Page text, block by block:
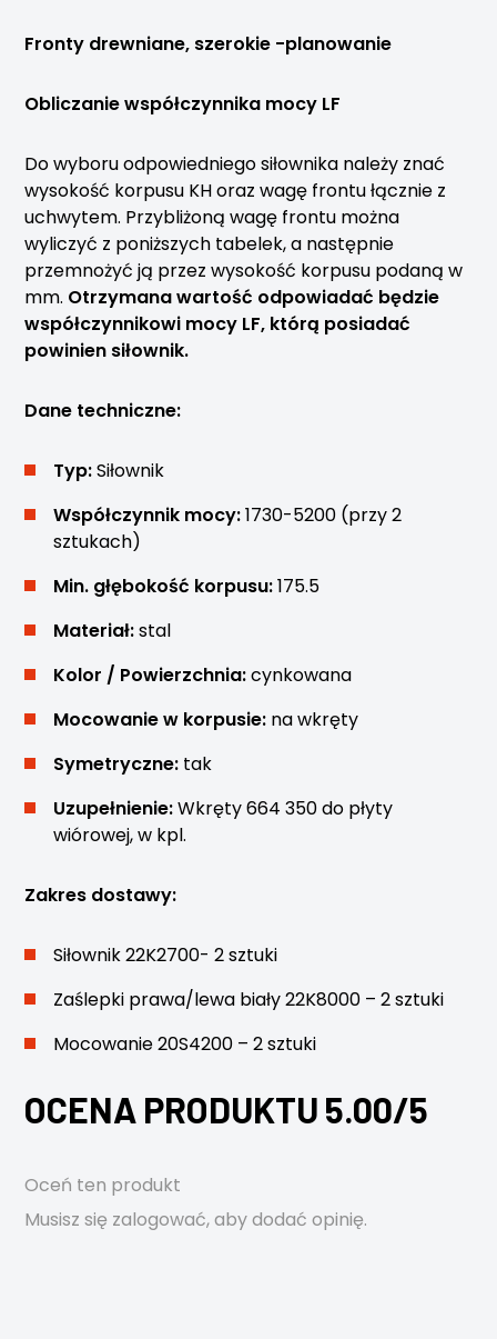
Fronty drewniane, szerokie -planowanie
Obliczanie współczynnika mocy LF
Do wyboru odpowiedniego siłownika należy znać
wysokość korpusu KH oraz wagę frontu łącznie z
uchwytem. Przybliżoną wagę frontu można
wyliczyć z poniższych tabelek, a następnie
przemnożyć ją przez wysokość korpusu podaną w
mm. Otrzymana wartość odpowiadać będzie
współczynnikowi mocy LF, którą posiadać
powinien siłownik.
Dane techniczne:
Typ:Siłownik
Współczynnik mocy:1730-5200 (przy 2
sztukach)
Min. głębokość korpusu:175.5
Materiał:stal
Kolor / Powierzchnia:cynkowana
Mocowanie w korpusie: na wkręty
Symetryczne: tak
Uzupełnienie:Wkręty 664 350 do płyty
wiórowej, w kpl.
Zakres dostawy:
Siłownik 22K2700- 2 sztuki
Zaślepki prawa/lewa biały 22K8000 – 2 sztuki
Mocowanie 20S4200 – 2 sztuki
OCENA PRODUKTU 5.00/5
Oceń ten produkt
Musisz się zalogować, aby dodać opinię.